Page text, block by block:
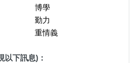
博學
勤力
重情義
以下訊息)：